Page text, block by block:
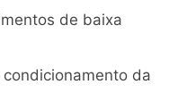
de baixa
da